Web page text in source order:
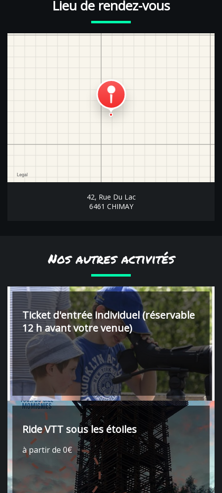
Lieu de rendez-vous
42, Rue Du Lac
6461 CHIMAY
Nos autres activités
Ticket d'entrée individuel (réservable
12 h avant votre venue)
Ride VTT sous les étoiles
à partir de 0€